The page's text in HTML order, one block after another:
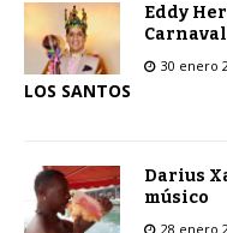
Eddy
30 enero
LOS SANTOS
Darius
músico
28 enero